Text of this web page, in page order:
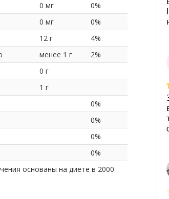
0 мг
0%
0 мг
0%
12 г
4%
менее 1 г
2%
0 г
1 г
0%
0%
0%
0%
основаны на диете в 2000